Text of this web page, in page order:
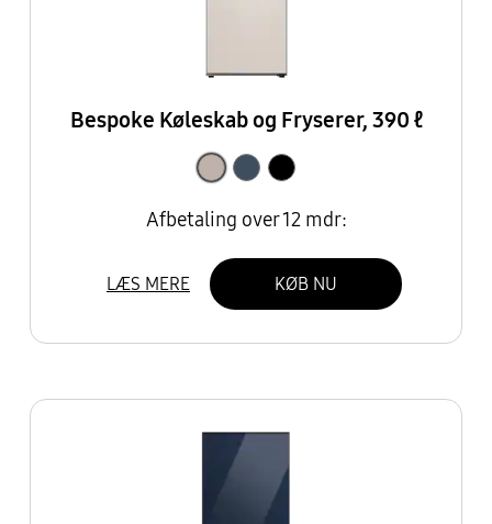
Bespoke Køleskab og Fryserer, 390 ℓ
Afbetaling over 12 mdr:
LÆS MERE KØB NU